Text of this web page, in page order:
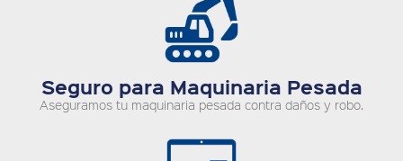
Seguro para Maquinaria Pesada
Aseguramos tu maquinaria pesada contra daños y robo.